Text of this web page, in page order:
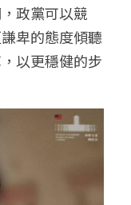
政黨可以競
卑的態度傾聽
以更穩健的步